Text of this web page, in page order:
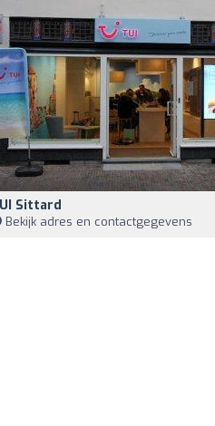
Sittard
Bekijk adres en contactgegevens